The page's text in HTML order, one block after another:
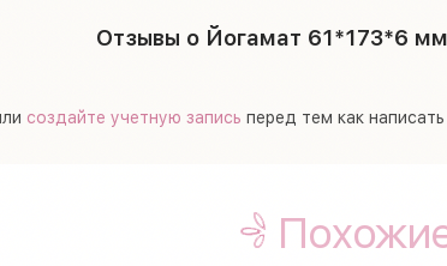
Отзывы о Йогамат 61*173*6
создайте учетную запись перед тем как